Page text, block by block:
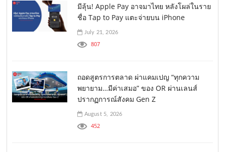
มีลุ้น! Apple Pay อาจมาไทย หลังโผล่ในราย
ชื่อ Tap to Pay แตะจ่ายบน iPhone
July 21, 2026
807
ถอดสูตรการตลาด ผ่าแคมเปญ “ทุกความ
พยายาม…มีค่าเสมอ” ของ OR ผ่านเลนส์
ปรากฏการณ์สังคม Gen Z
August 5, 2026
452